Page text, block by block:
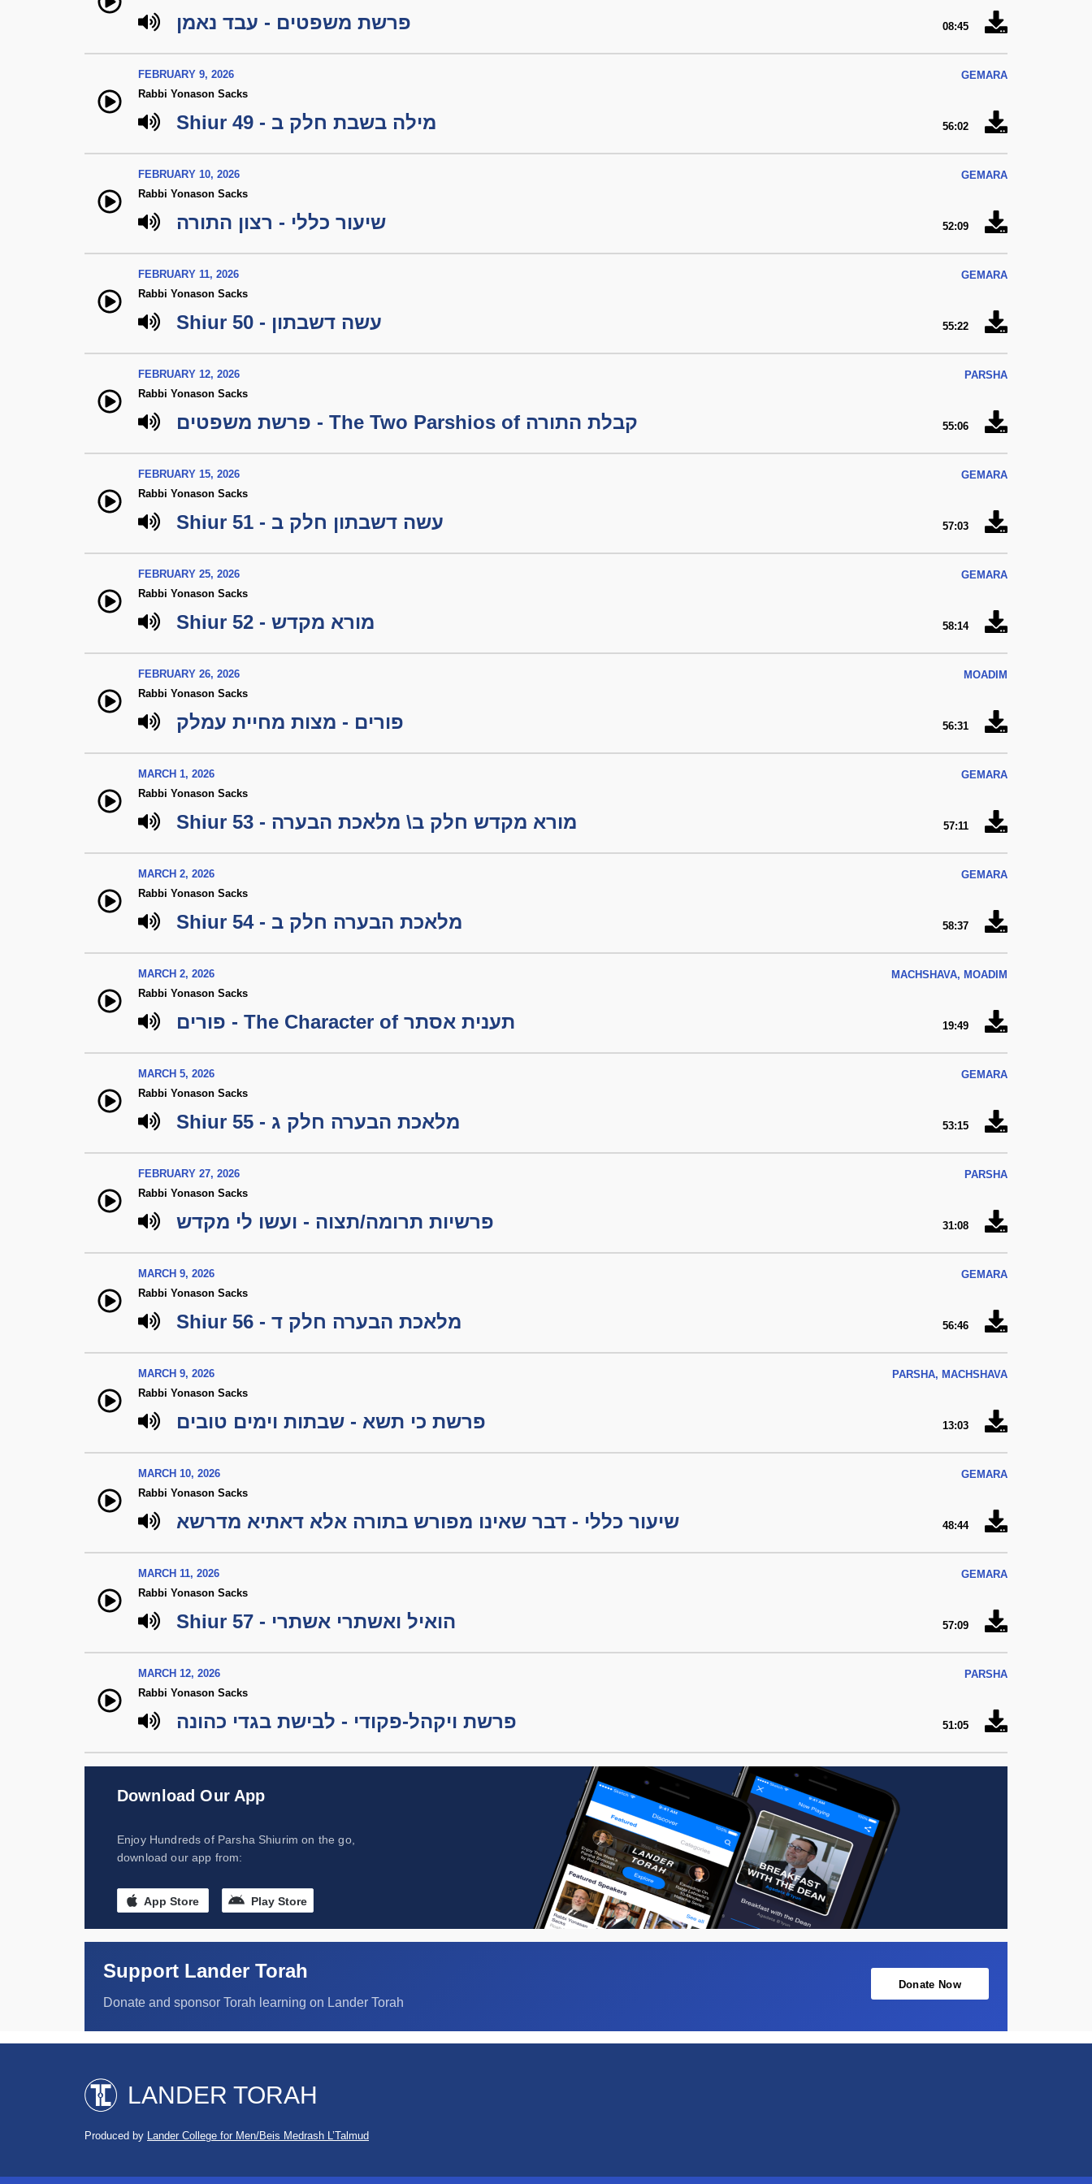
פרשת משפטים - עבד נאמן 08:45
FEBRUARY 9, 2026
GEMARA
Rabbi Yonason Sacks
Shiur 49 - מילה בשבת חלק ב 56:02
FEBRUARY 10, 2026
GEMARA
Rabbi Yonason Sacks
שיעור כללי - רצון התורה 52:09
FEBRUARY 11, 2026
GEMARA
Rabbi Yonason Sacks
Shiur 50 - עשה דשבתון 55:22
FEBRUARY 12, 2026
PARSHA
Rabbi Yonason Sacks
פרשת משפטים - The Two Parshios of קבלת התורה 55:06
FEBRUARY 15, 2026
GEMARA
Rabbi Yonason Sacks
Shiur 51 - עשה דשבתון חלק ב 57:03
FEBRUARY 25, 2026
GEMARA
Rabbi Yonason Sacks
Shiur 52 - מורא מקדש 58:14
FEBRUARY 26, 2026
MOADIM
Rabbi Yonason Sacks
פורים - מצות מחיית עמלק 56:31
MARCH 1, 2026
GEMARA
Rabbi Yonason Sacks
Shiur 53 - מורא מקדש חלק ב\ מלאכת הבערה 57:11
MARCH 2, 2026
GEMARA
Rabbi Yonason Sacks
Shiur 54 - מלאכת הבערה חלק ב 58:37
MARCH 2, 2026
MACHSHAVA, MOADIM
Rabbi Yonason Sacks
פורים - The Character of תענית אסתר 19:49
MARCH 5, 2026
GEMARA
Rabbi Yonason Sacks
Shiur 55 - מלאכת הבערה חלק ג 53:15
FEBRUARY 27, 2026
PARSHA
Rabbi Yonason Sacks
פרשיות תרומה/תצוה - ועשו לי מקדש 31:08
MARCH 9, 2026
GEMARA
Rabbi Yonason Sacks
Shiur 56 - מלאכת הבערה חלק ד 56:46
MARCH 9, 2026
PARSHA, MACHSHAVA
Rabbi Yonason Sacks
פרשת כי תשא - שבתות וימים טובים 13:03
MARCH 10, 2026
GEMARA
Rabbi Yonason Sacks
שיעור כללי - דבר שאינו מפורש בתורה אלא דאתיא מדרשא 48:44
MARCH 11, 2026
GEMARA
Rabbi Yonason Sacks
Shiur 57 - הואיל ואשתרי אשתרי 57:09
MARCH 12, 2026
PARSHA
Rabbi Yonason Sacks
פרשת ויקהל-פקודי - לבישת בגדי כהונה 51:05
Download Our App
Enjoy Hundreds of Parsha Shiurim on the go,
download our app from:
App Store Play Store
Support Lander Torah
Donate and sponsor Torah learning on Lander Torah
Donate Now
LANDER TORAH
Produced by Lander College for Men/Beis Medrash L’Talmud